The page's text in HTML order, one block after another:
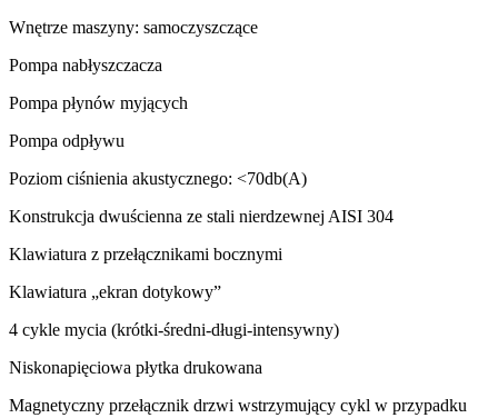
Wnętrze maszyny: samoczyszczące
Pompa nabłyszczacza
Pompa płynów myjących
Pompa odpływu
Poziom ciśnienia akustycznego: <70db(A)
Konstrukcja dwuścienna ze stali nierdzewnej AISI 304
Klawiatura z przełącznikami bocznymi
Klawiatura „ekran dotykowy”
4 cykle mycia (krótki-średni-długi-intensywny)
Niskonapięciowa płytka drukowana
Magnetyczny przełącznik drzwi wstrzymujący cykl w przypadku